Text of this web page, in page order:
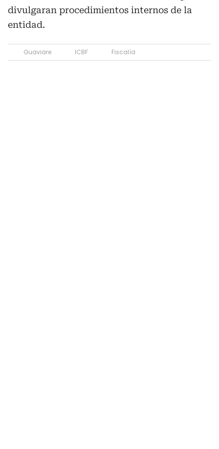
divulgaran procedimientos internos de la
entidad.
Guaviare ICBF Fiscalía